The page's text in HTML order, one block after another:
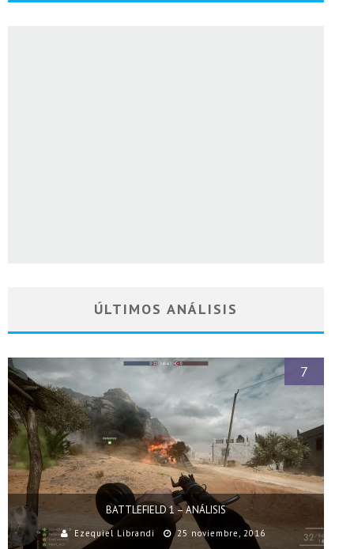
ÚLTIMOS ANÁLISIS
BATTLEFIELD 1 – ANÁLISIS
Ezequiel Librandi 25 noviembre, 2016
7